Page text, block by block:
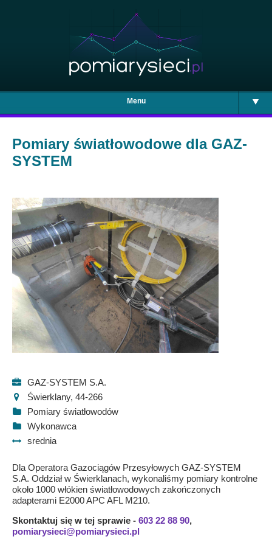
Menu
Pomiary światłowodowe dla GAZ-
SYSTEM
GAZ-SYSTEM S.A.
Świerklany, 44-266
Pomiary światłowodów
Wykonawca
srednia
Dla Operatora Gazociągów Przesyłowych GAZ-SYSTEM
S.A. Oddział w Świerklanach, wykonaliśmy pomiary kontrolne
około 1000 włókien światłowodowych zakończonych
adapterami E2000 APC AFL M210.
Skontaktuj się w tej sprawie - 603 22 88 90,
pomiarysieci@pomiarysieci.pl